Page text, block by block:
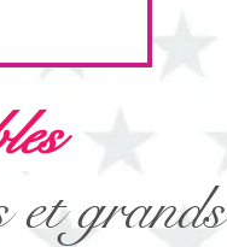
et grands